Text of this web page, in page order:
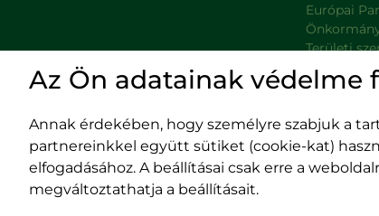
Európai
Területi
Platformok
Impresszum
Az Ön adatainak védelme
Annak érdekében, hogy személyre szabjuk a
partnereinkkel együtt sütiket (cookie-kat)
elfogadásához. A beállításai csak erre a
megváltoztathatja a beállításait.